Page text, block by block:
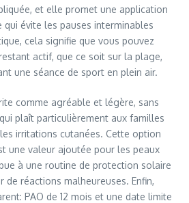
et elle promet une application
évite les pauses interminables
cela signifie que vous pouvez
actif, que ce soit sur la plage,
une séance de sport en plein air.
comme agréable et légère, sans
plaît particulièrement aux familles
irritations cutanées. Cette option
une valeur ajoutée pour les peaux
à une routine de protection solaire
de réactions malheureuses. Enfin,
PAO de 12 mois et une date limite